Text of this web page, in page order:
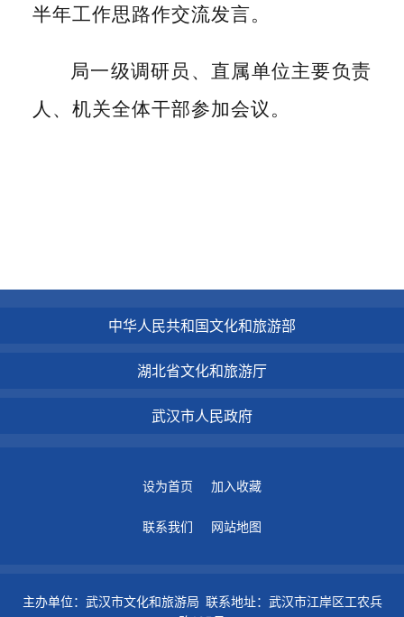
半年工作思路作交流发言。
局一级调研员、直属单位主要负责
人、机关全体干部参加会议。
中华人民共和国文化和旅游部
湖北省文化和旅游厅
武汉市人民政府
设为首页 加入收藏
联系我们 网站地图
主办单位：武汉市文化和旅游局 联系地址：武汉市江岸区工农兵